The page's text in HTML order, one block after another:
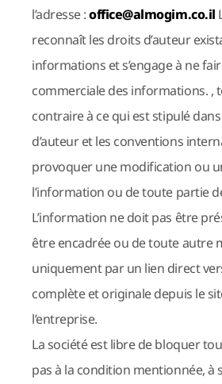
l’adresse :office@almogim.co.il
reconnaît les droits d’auteur
informations et s’engage à ne
commerciale des informations. ,
contraire à ce qui est stipulé
d’auteur et les conventions
provoquer une modification ou
l’information ou de toute partie
L’information ne doit pas être
être encadrée ou de toute autre
uniquement par un lien direct
complète et originale depuis le
l’entreprise.
La société est libre de bloquer
pas à la condition mentionnée, à